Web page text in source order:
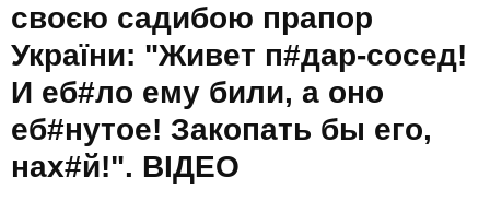
своєю садибою прапор
України: "Живет п#дар-сосед!
И еб#ло ему били, а оно
еб#нутое! Закопать бы его,
нах#й!". ВIДЕО